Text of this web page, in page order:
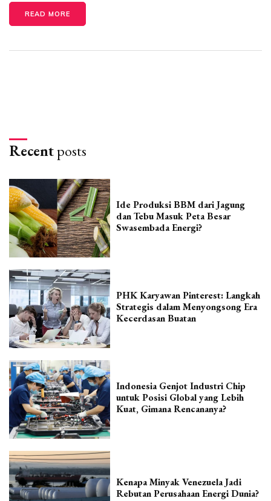
READ MORE
Recentposts
Ide Produksi BBM dari Jagung
dan Tebu Masuk Peta Besar
Swasembada Energi?
PHK Karyawan Pinterest: Langkah
Strategis dalam Menyongsong Era
Kecerdasan Buatan
Indonesia Genjot Industri Chip
untuk Posisi Global yang Lebih
Kuat, Gimana Rencananya?
Kenapa Minyak Venezuela Jadi
Rebutan Perusahaan Energi Dunia?